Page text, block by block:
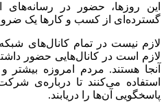
این روزها، حضور در رسانه‌های
گسترده‌ای از کسب و کارها یک
لازم نیست در تمام کانال‌های
لازم است در کانال‌هایی حضور
آنجا هستند. مردم امروزه بیشتر
استفاده می‌کنند تا درباره‌ی
پاسخگویی آن‌ها را دریابند.